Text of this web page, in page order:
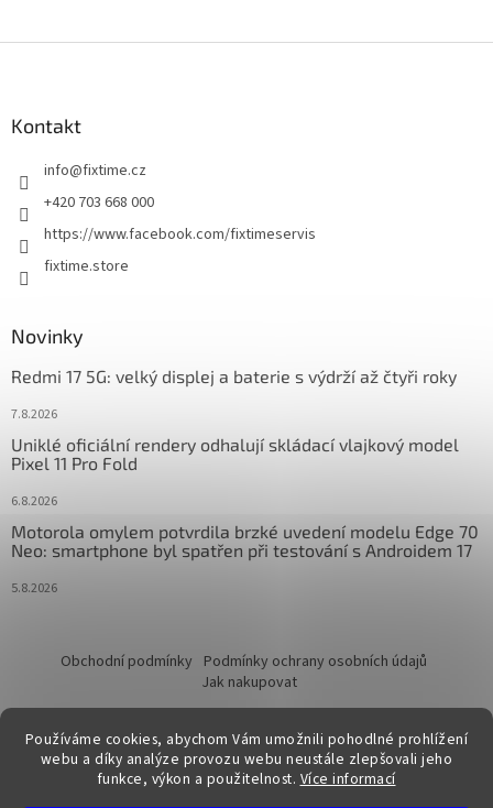
Používáme cookies, abychom Vám umožnili pohodlné prohlížení
webu a díky analýze provozu webu neustále zlepšovali jeho
funkce, výkon a použitelnost. Více informací
Kontakt
info@fixtime.cz
+420 703 668 000
https://www.facebook.com/fixtimeservis
fixtime.store
Novinky
Redmi 17 5G: velký displej a baterie s výdrží až čtyři roky
7.8.2026
Uniklé oficiální rendery odhalují skládací vlajkový model
Pixel 11 Pro Fold
6.8.2026
Motorola omylem potvrdila brzké uvedení modelu Edge 70
Neo: smartphone byl spatřen při testování s Androidem 17
5.8.2026
Obchodní podmínky Podmínky ochrany osobních údajů
Jak nakupovat
Vytvořil Shoptet